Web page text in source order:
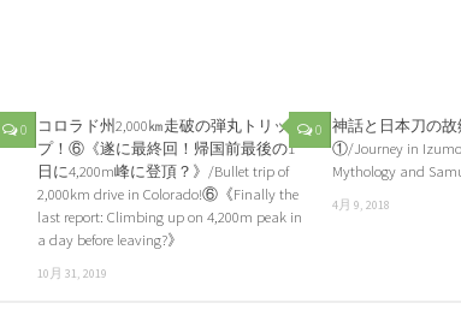
0 0
コロラド州2,000㎞走破の弾丸トリッ
プ！⑥《遂に最終回！帰国前最後の1
日に4,200m峰に登頂？》/Bullet trip of
2,000km drive in Colorado!⑥《Finally the
last report: Climbing up on 4,200m peak in
a day before leaving?》
10月 31, 2019
神話と日本刀の
①/Journey in
Mythology and
4月 9, 2018